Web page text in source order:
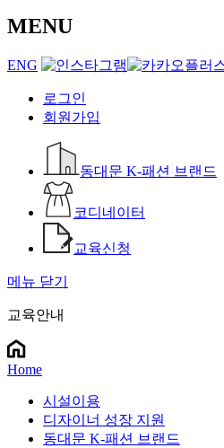
MENU
ENG
로그인
회원가입
동대문 K-패션 브랜드
코디네이터
교육신청
메뉴 닫기
교육안내
Home
시설이용
디자이너 성장 지원
동대문 K-패션 브랜드